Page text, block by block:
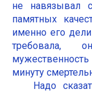
не навязывал
памятных
именно его
требовала,
мужественность
минуту
Надо